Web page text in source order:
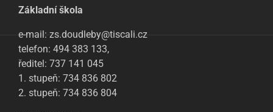
Základní škola
e-mail: zs.doudleby@tiscali.cz
telefon: 494 383 133,
ředitel: 737 141 045
1. stupeň: 734 836 802
2. stupeň: 734 836 804